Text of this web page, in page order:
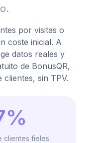
por visitas o
coste inicial. A
datos reales y
de BonusQR,
sin TPV.
clientes fieles